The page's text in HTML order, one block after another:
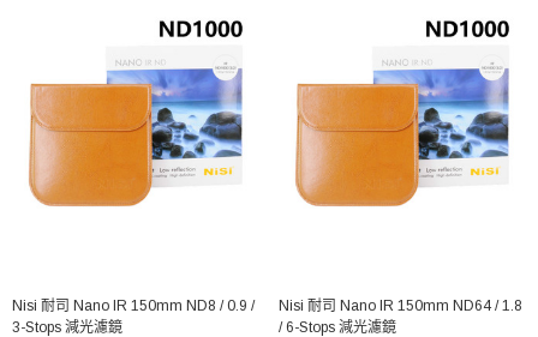
Nisi 耐司 Nano IR 150mm ND8 / 0.9 /
3-Stops 減光濾鏡
Nisi 耐司 Nano IR 150mm ND64 / 1.8
/ 6-Stops 減光濾鏡